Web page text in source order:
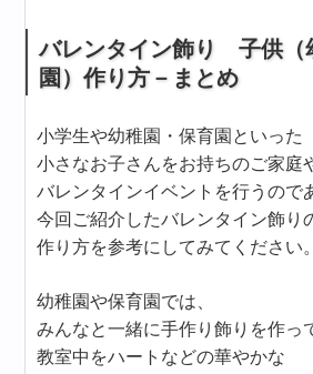
バレンタイン飾り 子供（
園）作り方－まとめ
小学生や幼稚園・保育園といった
小さなお子さんをお持ちのご家庭
バレンタインイベントを行うので
今回ご紹介したバレンタイン飾り
作り方を参考にしてみてください。
幼稚園や保育園では、
みんなと一緒に手作り飾りを作っ
教室中をハートなどの華やかな